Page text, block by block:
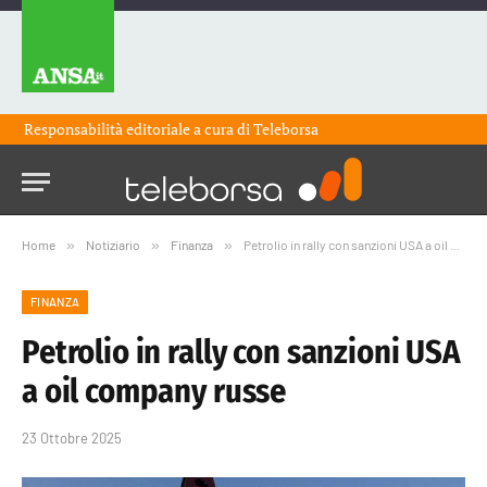
Responsabilità editoriale a cura diTeleborsa
Home » Notiziario » Finanza » Petrolio in rally con sanzioni USA a oil company russe
FINANZA
Petrolio in rally con sanzioni USA
a oil company russe
23 Ottobre 2025